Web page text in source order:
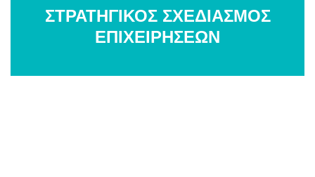
ΣΤΡΑΤΗΓΙΚΟΣ ΣΧΕΔΙΑΣΜΟΣ
ΕΠΙΧΕΙΡΗΣΕΩΝ